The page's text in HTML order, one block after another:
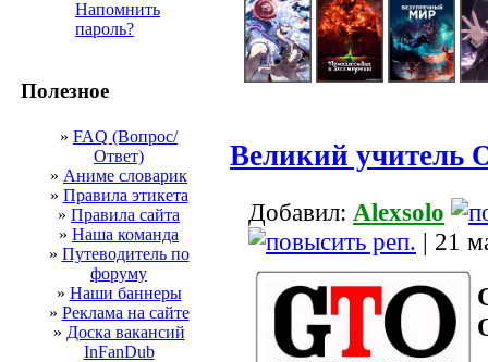
Напомнить
пароль?
Полезное
» FAQ (Вопрос/
Ответ)
» Аниме словарик
» Правила этикета
» Правила сайта
» Наша команда
» Путеводитель по
форуму
» Наши баннеры
» Реклама на сайте
» Доска вакансий
InFanDub
Великий учитель
Добавил: Alexsolo
| 21